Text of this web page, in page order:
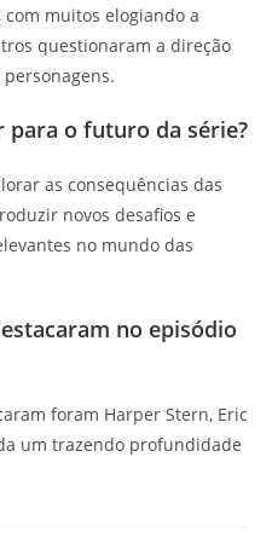
muitos elogiando a
questionaram a direção
para o futuro da série?
as consequências das
novos desafios e
no mundo das
no episódio
foram Harper Stern, Eric
um trazendo profundidade